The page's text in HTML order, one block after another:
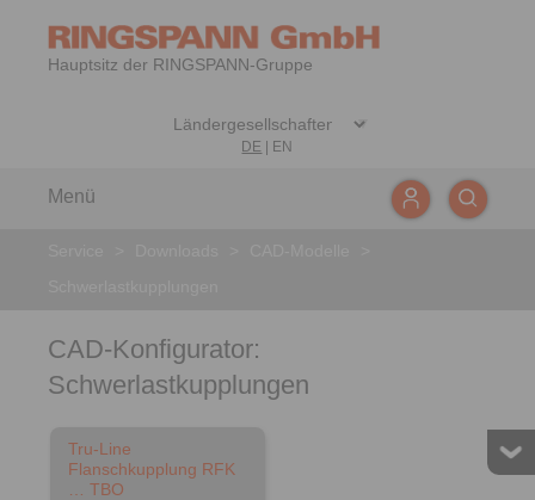
Hauptsitz der RINGSPANN-Gruppe
DE EN
Menü
CAD-Konfigurator:
Schwerlastkupplungen
Tru-Line
Flanschkupplung RFK
… TBO